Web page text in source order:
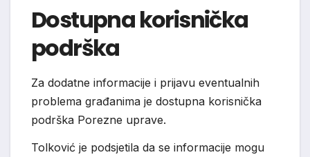
Dostupna korisnička
podrška
Za dodatne informacije i prijavu eventualnih
problema građanima je dostupna korisnička
podrška Porezne uprave.
Tolković je podsjetila da se informacije mogu